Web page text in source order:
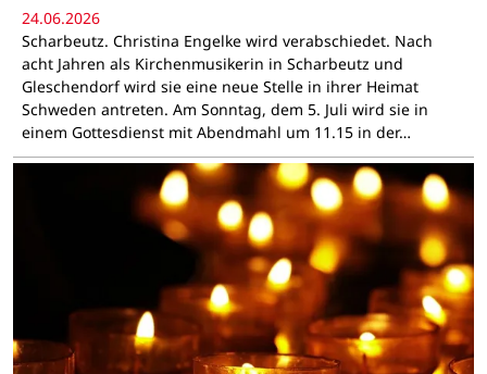
24.06.2026
Scharbeutz. Christina Engelke wird verabschiedet. Nach
acht Jahren als Kirchenmusikerin in Scharbeutz und
Gleschendorf wird sie eine neue Stelle in ihrer Heimat
Schweden antreten. Am Sonntag, dem 5. Juli wird sie in
einem Gottesdienst mit Abendmahl um 11.15 in der…